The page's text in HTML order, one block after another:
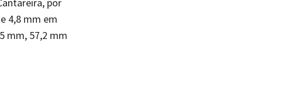
por
4,8 mm em
mm, 57,2 mm